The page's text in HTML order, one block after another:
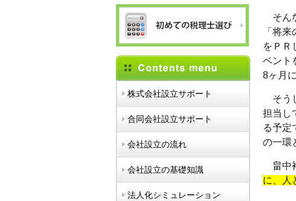
そん
「将
をＰＲ
ベント
8ヶ月
そう
担当し
る予定
の一環
畠中
に、人
株式会社設立サポート
合同会社設立サポート
会社設立の流れ
会社設立の基礎知識
法人化シミュレーション